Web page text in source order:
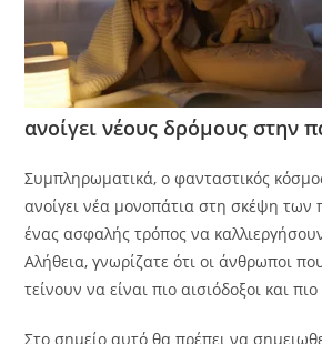
ανοίγει νέους δρόμους στην
Συμπληρωματικά, ο φανταστικός
ανοίγει νέα μονοπάτια στη σκέψη των
ένας ασφαλής τρόπος να
Αλήθεια, γνωρίζατε ότι οι άνθρωποι
τείνουν να είναι πιο αισιόδοξοι και
Στο σημείο αυτό θα πρέπει να